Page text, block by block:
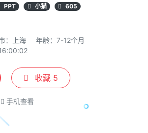
PPT 小猫 605
：上海
年龄：7-12个月
收藏 5
手机查看